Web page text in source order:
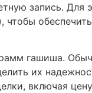
запись. Для
чтобы
гашиша.
их
включая